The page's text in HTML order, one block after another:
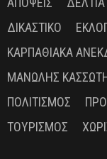
ΔΙΚΑΣΤΙΚΌ
ΚΑΡΠΑΘΙΑΚΆ
ΜΑΝΏΛΗΣ
ΠΟΛΙΤΙΣΜΌΣ
ΤΟΥΡΙΣΜΌΣ